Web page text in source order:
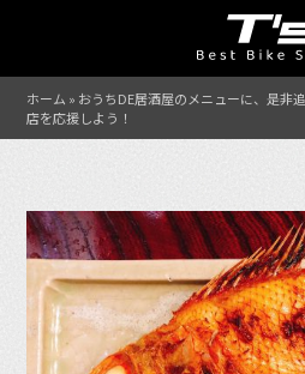
ホーム » おうちDE居酒屋のメニューに、是非
店を応援しよう！